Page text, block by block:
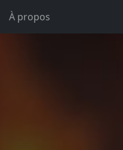
À propos